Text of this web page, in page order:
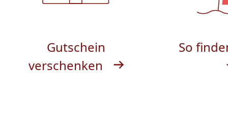
Gutschein
verschenken
So